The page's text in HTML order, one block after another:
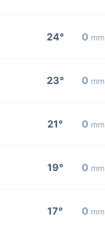
24° 0 mm
23° 0 mm
21° 0 mm
19° 0 mm
17° 0 mm